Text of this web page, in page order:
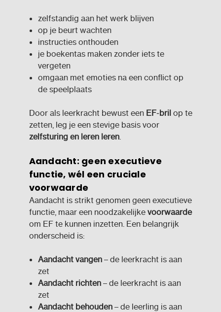
zelfstandig aan het werk blijven
op je beurt wachten
instructies onthouden
je boekentas maken zonder iets te
vergeten
omgaan met emoties na een conflict op
de speelplaats
Door als leerkracht bewust een EF‑bril op te
zetten, leg je een stevige basis voor
zelfsturing en leren leren.
Aandacht: geen executieve
functie, wél een cruciale
voorwaarde
Aandacht is strikt genomen geen executieve
functie, maar een noodzakelijke voorwaarde
om EF te kunnen inzetten. Een belangrijk
onderscheid is:
Aandacht vangen– de leerkracht is aan
zet
Aandacht richten– de leerkracht is aan
zet
Aandacht behouden– de leerling is aan